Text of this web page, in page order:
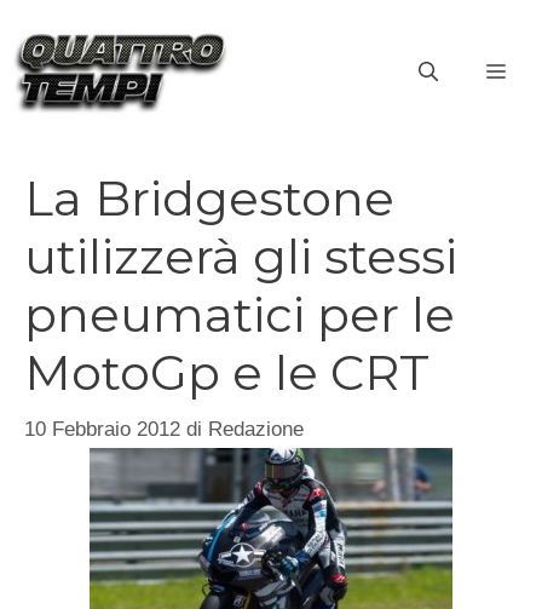
contenuto
La Bridgestone
utilizzerà gli stessi
pneumatici per le
MotoGp e le CRT
10 Febbraio 2012 di Redazione